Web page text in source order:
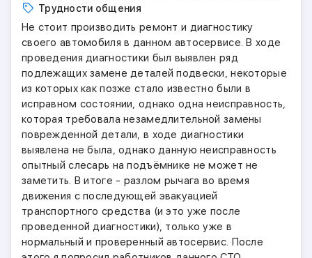
Трудности общения
Не стоит производить ремонт и диагностику
своего автомобиля в данном автосервисе. В ходе
проведения диагностики был выявлен ряд
подлежащих замене деталей подвески, некоторые
из которых как позже стало известно были в
исправном состоянии, однако одна неисправность,
которая требовала незамедлительной замены
поврежденной детали, в ходе диагностики
выявлена не была, однако данную неисправность
опытный слесарь на подъёмнике не может не
заметить. В итоге - разлом рычага во время
движения с последующей эвакуацией
транспортного средства (и это уже после
проведенной диагностики), только уже в
нормальный и проверенный автосервис. После